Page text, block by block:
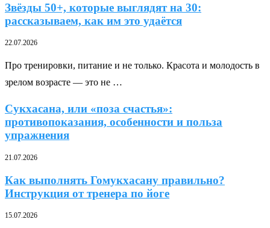
Звёзды 50+, которые выглядят на 30:
рассказываем, как им это удаётся
22.07.2026
Про тренировки, питание и не только. Красота и молодость в
зрелом возрасте — это не …
Сукхасана, или «поза счастья»:
противопоказания, особенности и польза
упражнения
21.07.2026
Как выполнять Гомукхасану правильно?
Инструкция от тренера по йоге
15.07.2026